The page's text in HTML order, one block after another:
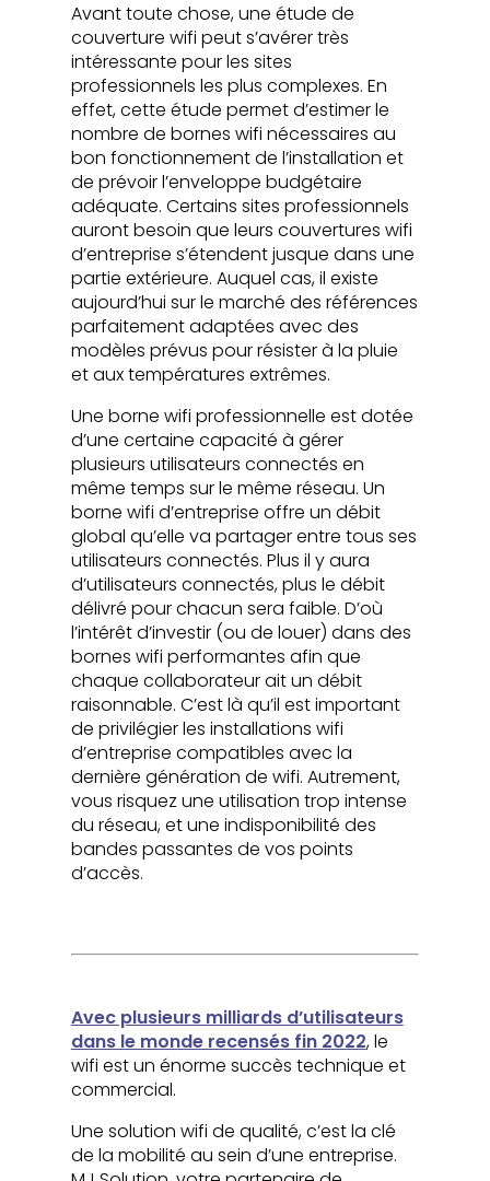
Avant toute chose, une étude de
couverture wifi peut s’avérer très
intéressante pour les sites
professionnels les plus complexes. En
effet, cette étude permet d’estimer le
nombre de bornes wifi nécessaires au
bon fonctionnement de l’installation et
de prévoir l’enveloppe budgétaire
adéquate. Certains sites professionnels
auront besoin que leurs couvertures wifi
d’entreprise s’étendent jusque dans une
partie extérieure. Auquel cas, il existe
aujourd’hui sur le marché des références
parfaitement adaptées avec des
modèles prévus pour résister à la pluie
et aux températures extrêmes.
Une borne wifi professionnelle est dotée
d’une certaine capacité à gérer
plusieurs utilisateurs connectés en
même temps sur le même réseau. Un
borne wifi d’entreprise offre un débit
global qu’elle va partager entre tous ses
utilisateurs connectés. Plus il y aura
d’utilisateurs connectés, plus le débit
délivré pour chacun sera faible. D’où
l’intérêt d’investir (ou de louer) dans des
bornes wifi performantes afin que
chaque collaborateur ait un débit
raisonnable. C’est là qu’il est important
de privilégier les installations wifi
d’entreprise compatibles avec la
dernière génération de wifi. Autrement,
vous risquez une utilisation trop intense
du réseau, et une indisponibilité des
bandes passantes de vos points
d’accès.
Avec plusieurs milliards d’utilisateurs
dans le monde recensés fin 2022, le
wifi est un énorme succès technique et
commercial.
Une solution wifi de qualité, c’est la clé
de la mobilité au sein d’une entreprise.